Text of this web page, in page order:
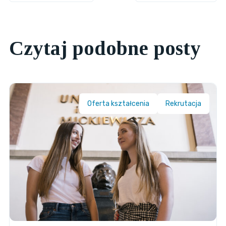
Czytaj podobne posty
Oferta kształcenia Rekrutacja